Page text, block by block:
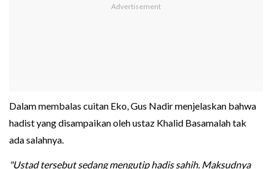
Dalam membalas cuitan Eko, Gus Nadir menjelaskan bahwa
hadist yang disampaikan oleh ustaz Khalid Basamalah tak
ada salahnya.
"Ustad tersebut sedang mengutip hadis sahih. Maksudnya